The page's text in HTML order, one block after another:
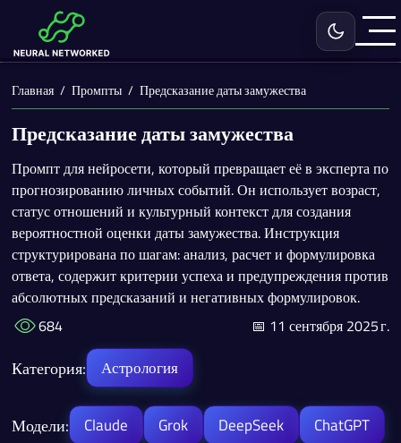
Включить
Главная Промпты Предсказание даты замужества
Предсказание даты замужества
Промпт для нейросети, который превращает её в эксперта по
прогнозированию личных событий. Он использует возраст,
статус отношений и культурный контекст для создания
вероятностной оценки даты замужества. Инструкция
структурирована по шагам: анализ, расчет и формулировка
ответа, содержит критерии успеха и предупреждения против
абсолютных предсказаний и негативных формулировок.
684
📅 11 сентября 2025 г.
Категория: Астрология
Модели: Claude Grok DeepSeek ChatGPT